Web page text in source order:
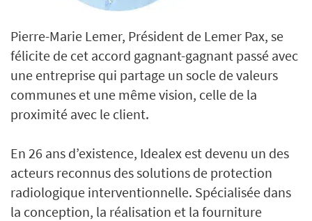
Pierre-Marie Lemer, Président de Lemer Pax, se
félicite de cet accord gagnant-gagnant passé avec
une entreprise qui partage un socle de valeurs
communes et une même vision, celle de la
proximité avec le client.
En 26 ans d’existence, Idealex est devenu un des
acteurs reconnus des solutions de protection
radiologique interventionnelle. Spécialisée dans
la conception, la réalisation et la fourniture